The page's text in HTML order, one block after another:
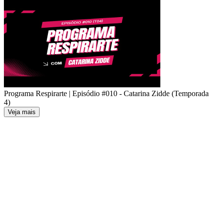
Programa Respirarte | Episódio #010 - Catarina Zidde (Temporada
4)
Veja mais